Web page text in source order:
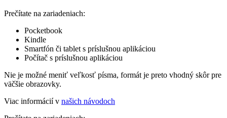
Prečítate na zariadeniach:
Pocketbook
Kindle
Smartfón či tablet s príslušnou aplikáciou
Počítač s príslušnou aplikáciou
Nie je možné meniť veľkosť písma, formát je preto vhodný skôr pre
väčšie obrazovky.
Viac informácií v našich návodoch